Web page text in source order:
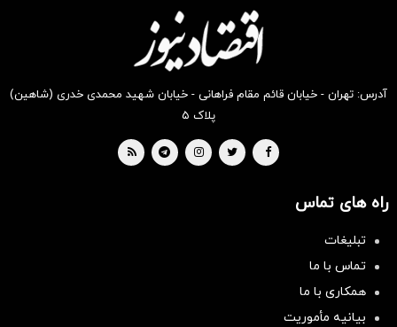
بخر !
بخر !
آدرس: تهران - خیابان قائم مقام فراهانی - خیابان شهید محمدی خدری (شاهین)
پلاک ۵
راه های تماس
تبلیغات
تماس با ما
همکاری با ما
بیانیه مأموریت